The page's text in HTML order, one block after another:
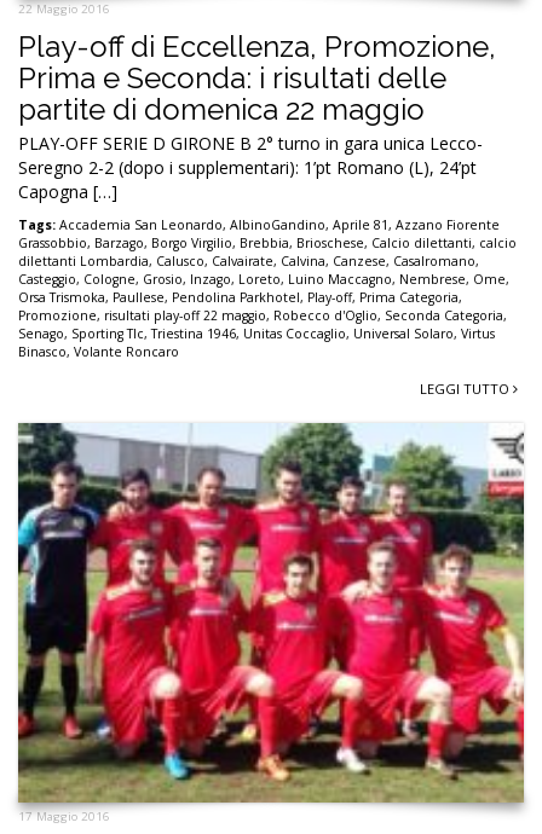
22 Maggio 2016
Play-off di Eccellenza, Promozione,
Prima e Seconda: i risultati delle
partite di domenica 22 maggio
PLAY-OFF SERIE D GIRONE B 2° turno in gara unica Lecco-
Seregno 2-2 (dopo i supplementari): 1’pt Romano (L), 24’pt
Capogna […]
Tags: Accademia San Leonardo, AlbinoGandino, Aprile 81, Azzano Fiorente
Grassobbio, Barzago, Borgo Virgilio, Brebbia, Brioschese, Calcio dilettanti, calcio
dilettanti Lombardia, Calusco, Calvairate, Calvina, Canzese, Casalromano,
Casteggio, Cologne, Grosio, Inzago, Loreto, Luino Maccagno, Nembrese, Ome,
Orsa Trismoka, Paullese, Pendolina Parkhotel, Play-off, Prima Categoria,
Promozione, risultati play-off 22 maggio, Robecco d'Oglio, Seconda Categoria,
Senago, Sporting Tlc,Triestina 1946, Unitas Coccaglio, Universal Solaro, Virtus
Binasco, Volante Roncaro
LEGGI TUTTO
17 Maggio 2016